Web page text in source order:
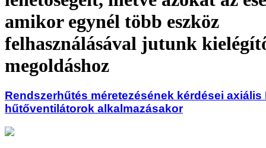
amikor egynél több eszköz
felhasználásával jutunk
megoldáshoz
Rendszerhűtés méretezésének kérdései axiális
hűtőventilátorok alkalmazásakor